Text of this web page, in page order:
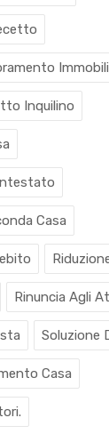
Inquilino
Casa
Rinuncia Agli
Soluzione
Casa